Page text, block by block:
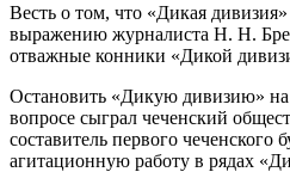
Весть о том, что «Дикая
выражению журналиста Н. Н.
отважные конники «Дикой
Остановить «Дикую дивизию» на
вопросе сыграл чеченский
составитель первого
агитационную работу в рядах